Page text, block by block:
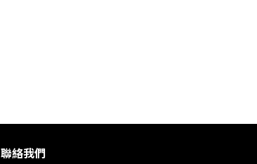
聯絡我們